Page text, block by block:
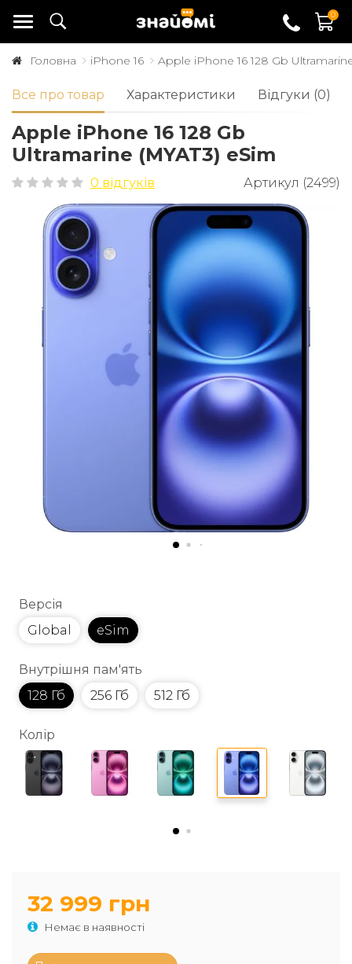
0
Головна iPhone 16 Apple iPhone 16 128 Gb
Все про товар Характеристики Відгуки (0)
Apple iPhone 16 128 Gb
Ultramarine (MYAT3) eSim
0 відгуків Артикул (2499)
Версія
Global
eSim
Внутрішня пам'ять
128 Гб
256 Гб 512 Гб
Колір
32 999 грн
Немає в наявності